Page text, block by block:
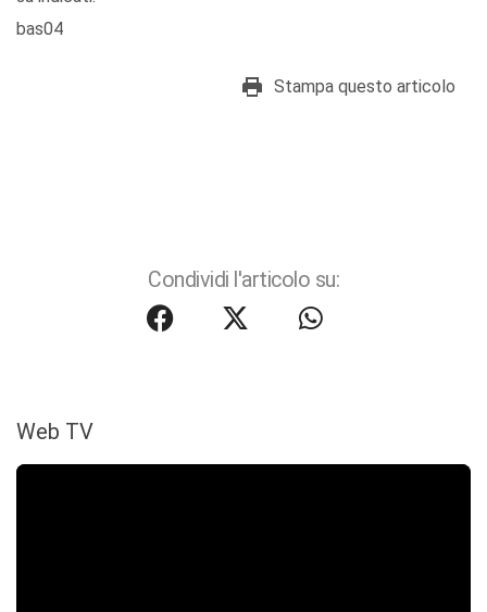
bas04
Stampa questo articolo
Condividi l'articolo su:
Web TV